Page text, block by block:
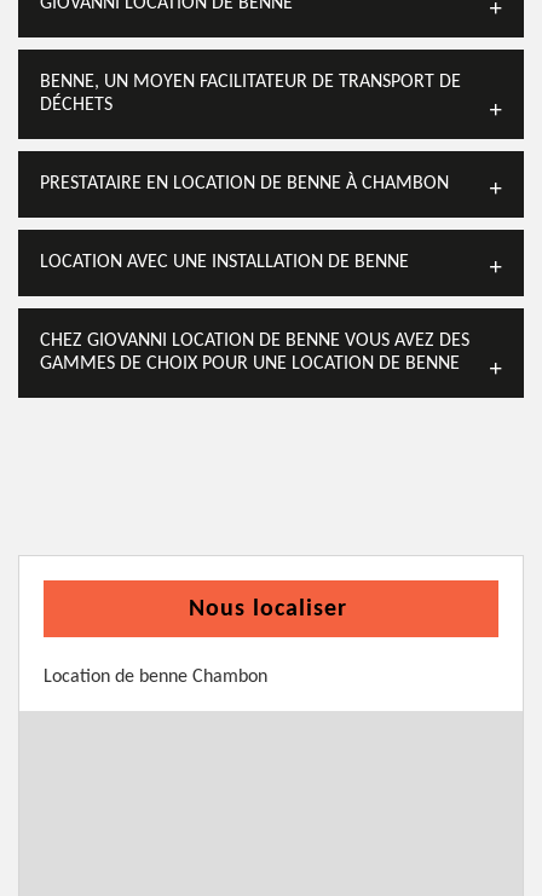
BENNE, UN MOYEN FACILITATEUR DE TRANSPORT DE
DÉCHETS
PRESTATAIRE EN LOCATION DE BENNE À CHAMBON
LOCATION AVEC UNE INSTALLATION DE BENNE
CHEZ GIOVANNI LOCATION DE BENNE VOUS AVEZ DES
GAMMES DE CHOIX POUR UNE LOCATION DE BENNE
Nous localiser
Location de benne Chambon